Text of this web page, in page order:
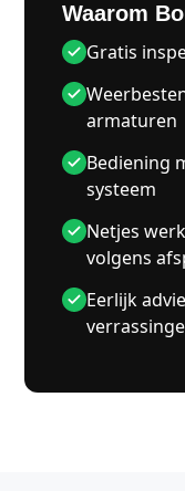
Waarom
Gratis
armaturen
Bediening
systeem
Netjes
volgens
Eerlijk